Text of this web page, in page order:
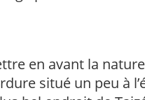
en avant la
situé un peu à